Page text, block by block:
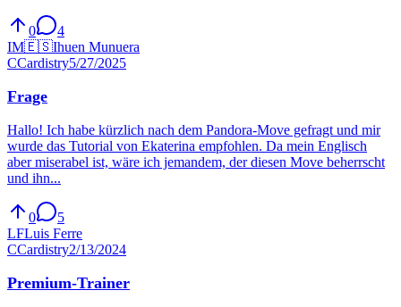
0
4
IM🇪🇸Ihuen Munuera
CCardistry5/27/2025
Frage
Hallo! Ich habe kürzlich nach dem Pandora-Move gefragt und mir
wurde das Tutorial von Ekaterina empfohlen. Da mein Englisch
aber miserabel ist, wäre ich jemandem, der diesen Move beherrscht
und ihn...
0
5
LFLuis Ferre
CCardistry2/13/2024
Premium-Trainer